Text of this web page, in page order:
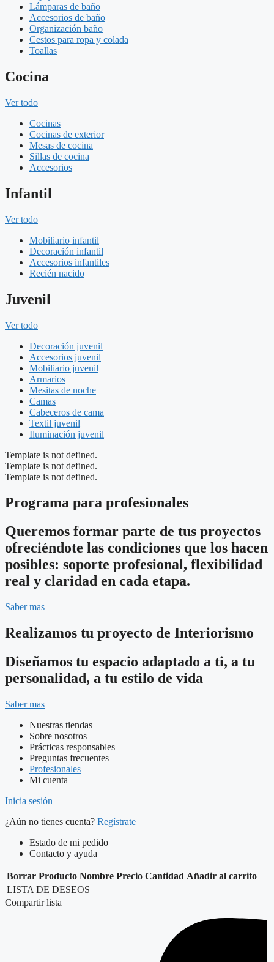
Lámparas de baño
Accesorios de baño
Organización baño
Cestos para ropa y colada
Toallas
Cocina
Ver todo
Cocinas
Cocinas de exterior
Mesas de cocina
Sillas de cocina
Accesorios
Infantil
Ver todo
Mobiliario infantil
Decoración infantil
Accesorios infantiles
Recién nacido
Juvenil
Ver todo
Decoración juvenil
Accesorios juvenil
Mobiliario juvenil
Armarios
Mesitas de noche
Camas
Cabeceros de cama
Textil juvenil
Iluminación juvenil
Template is not defined.
Template is not defined.
Template is not defined.
Programa para profesionales
Queremos formar parte de tus proyectos
ofreciéndote las condiciones que los hacen
posibles: soporte profesional, flexibilidad
real y claridad en cada etapa.
Saber mas
Realizamos tu proyecto de Interiorismo
Diseñamos tu espacio adaptado a ti, a tu
personalidad, a tu estilo de vida
Saber mas
Nuestras tiendas
Sobre nosotros
Prácticas responsables
Preguntas frecuentes
Profesionales
Mi cuenta
Inicia sesión
¿Aún no tienes cuenta? Regístrate
Estado de mi pedido
Contacto y ayuda
Borrar Producto Nombre Precio Cantidad Añadir al carrito
LISTA DE DESEOS
Compartir lista